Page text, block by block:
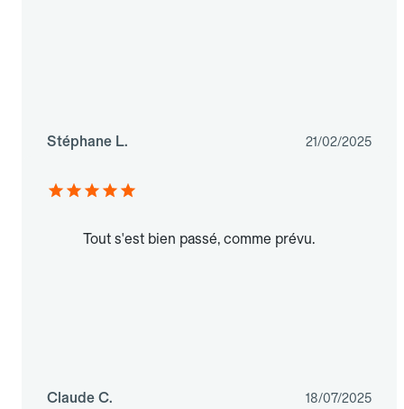
Stéphane L. 21/02/2025
Tout s'est bien passé, comme prévu.
Claude C. 18/07/2025